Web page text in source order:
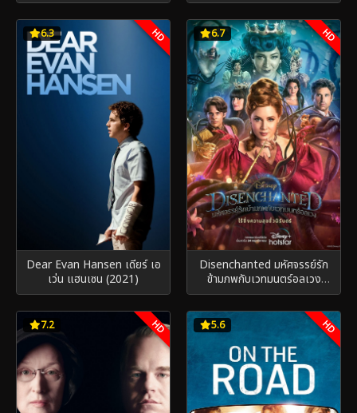
6.3 HD
Dear Evan Hansen เดียร์ เอ
เว่น แฮนเซน (2021)
6.7 HD
Disenchanted มหัศจรรย์รัก
ข้ามภพกับเวทมนตร์อลเวง
(2022)
7.2 HD 5.6 HD